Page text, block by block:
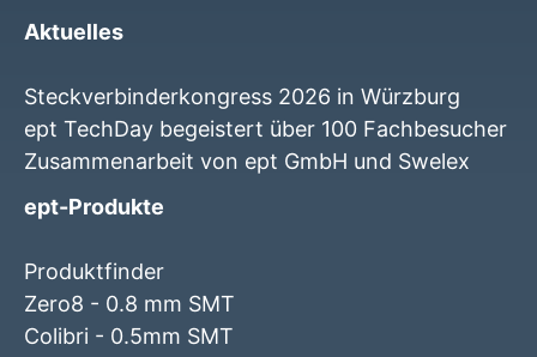
Aktuelles
Steckverbinderkongress 2026 in Würzburg
ept TechDay begeistert über 100 Fachbesucher
Zusammenarbeit von ept GmbH und Swelex
ept-Produkte
Produktfinder
Zero8 - 0.8 mm SMT
Colibri - 0.5mm SMT